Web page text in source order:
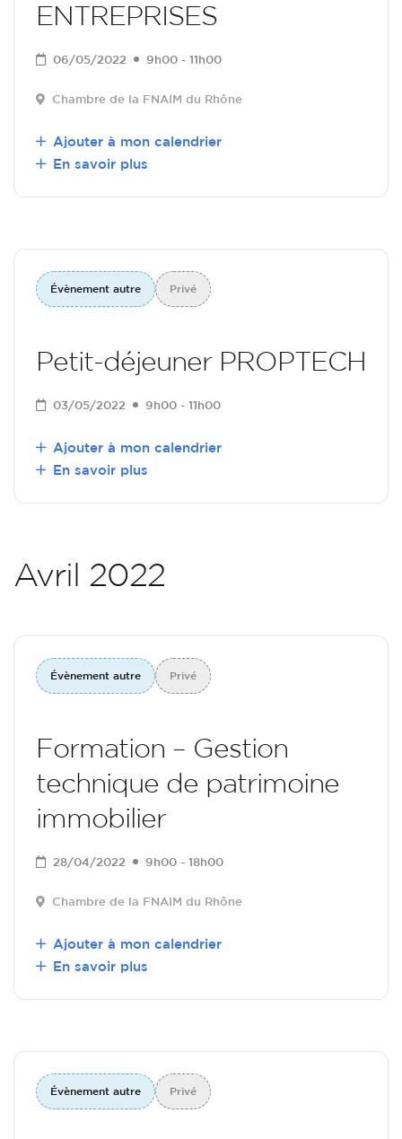
ENTREPRISES
06/05/2022 9h00 - 11h00
Chambre de la FNAIM du Rhône
Ajouter à mon calendrier
En savoir plus
Évènement autre Privé
Petit-déjeuner PROPTECH
03/05/2022 9h00 - 11h00
Ajouter à mon calendrier
En savoir plus
Avril 2022
Évènement autre Privé
Formation – Gestion
technique de patrimoine
immobilier
28/04/2022 9h00 - 18h00
Chambre de la FNAIM du Rhône
Ajouter à mon calendrier
En savoir plus
Évènement autre Privé